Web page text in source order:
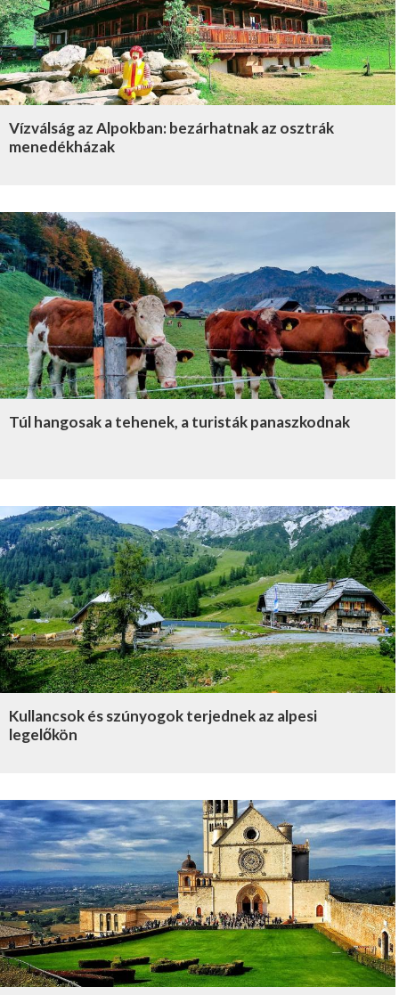
Vízválság az Alpokban: bezárhatnak az osztrák
menedékházak
Túl hangosak a tehenek, a turisták panaszkodnak
Kullancsok és szúnyogok terjednek az alpesi
legelőkön